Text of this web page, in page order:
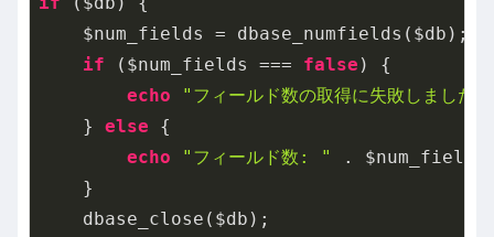
    $num_fields = dbase_numfields($db);
if ($num_fields === false ) {
echo
"フィールド数の取得に失敗しました"
    }
else {
echo
"フィールド数: "
.
    }
    dbase_close($db);